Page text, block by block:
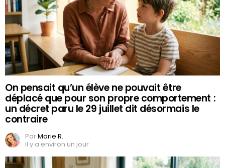
On pensait qu’un élève ne pouvait être
déplacé que pour son propre comportement :
un décret paru le 29 juillet dit désormais le
contraire
ParMarie R.
il y a environ un jour